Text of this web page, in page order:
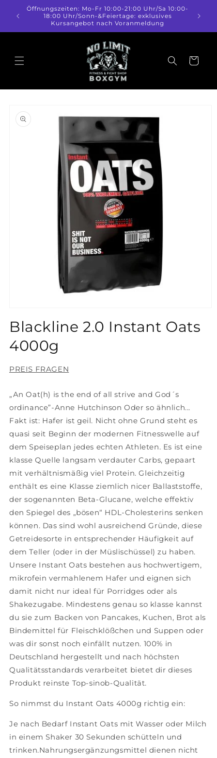
zum
Inhalt
Öffnungszeiten: Mo-Fr 10:00-21:00 Uhr/Sa 10:00-
18:00 Uhr/Sonn-&Feiertage: exklusives
Kursangebot nach Voranmeldung
Warenkorb
in
Modal
öffnen
Blackline 2.0 Instant Oats
4000g
PREIS FRAGEN
„An Oat(h) is the end of all strive and God´s
ordinance”-Anne Hutchinson Oder so ähnlich...
Fakt ist: Hafer ist geil. Nicht ohne Grund steht es
quasi seit Beginn der modernen Fitnesswelle auf
dem Speiseplan jedes echten Athleten. Es ist eine
klasse Quelle langsam verdauter Carbs, gepaart
mit verhältnismäßig viel Protein. Gleichzeitig
enthält es eine Klasse ziemlich nicer Ballaststoffe,
der sogenannten Beta-Glucane, welche effektiv
den Spiegel des „bösen“ HDL-Cholesterins senken
können. Das sind wohl ausreichend Gründe, diese
Getreidesorte in entsprechender Häufigkeit auf
dem Teller (oder in der Müslischüssel) zu haben.
Unsere Instant Oats bestehen aus hochwertigem,
mikrofein vermahlenem Hafer und eignen sich
damit nicht nur ideal für Porridges oder als
Shakezugabe. Mindestens genau so klasse kannst
du sie zum Backen von Pancakes, Kuchen, Brot als
Bindemittel für Fleischklößchen und Suppen oder
was dir sonst noch einfällt nutzen. 100% in
Deutschland hergestellt und nach höchsten
Qualitätsstandards verarbeitet bietet dir dieses
Produkt reinste Top-sinob-Qualität.
So nimmst du Instant Oats 4000g richtig ein:
Je nach Bedarf Instant Oats mit Wasser oder Milch
in einem Shaker 30 Sekunden schütteln und
trinken.Nahrungsergänzungsmittel dienen nicht